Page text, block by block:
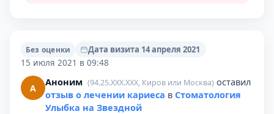
Без оценки
Дата визита 14 апреля 2021
15 июля 2021 в 09:48
А Аноним (94.25.XXX.XXX, Киров или Москва) оставил
отзыв о лечении кариеса в Стоматология
Улыбка на Звездной